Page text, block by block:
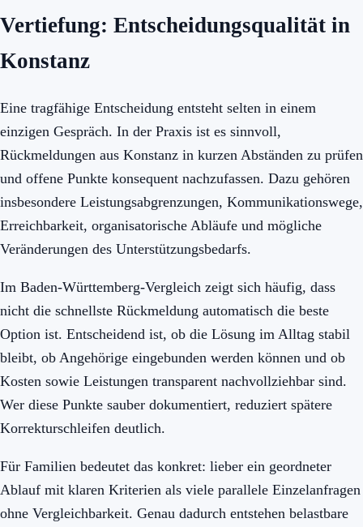
Vertiefung: Entscheidungsqualität in
Konstanz
Eine tragfähige Entscheidung entsteht selten in einem
einzigen Gespräch. In der Praxis ist es sinnvoll,
Rückmeldungen aus Konstanz in kurzen Abständen zu prüfen
und offene Punkte konsequent nachzufassen. Dazu gehören
insbesondere Leistungsabgrenzungen, Kommunikationswege,
Erreichbarkeit, organisatorische Abläufe und mögliche
Veränderungen des Unterstützungsbedarfs.
Im Baden-Württemberg-Vergleich zeigt sich häufig, dass
nicht die schnellste Rückmeldung automatisch die beste
Option ist. Entscheidend ist, ob die Lösung im Alltag stabil
bleibt, ob Angehörige eingebunden werden können und ob
Kosten sowie Leistungen transparent nachvollziehbar sind.
Wer diese Punkte sauber dokumentiert, reduziert spätere
Korrekturschleifen deutlich.
Für Familien bedeutet das konkret: lieber ein geordneter
Ablauf mit klaren Kriterien als viele parallele Einzelanfragen
ohne Vergleichbarkeit. Genau dadurch entstehen belastbare